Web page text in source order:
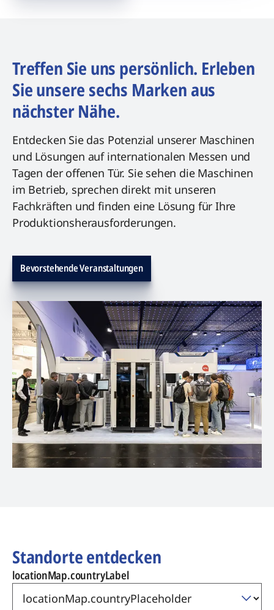
Treffen Sie uns persönlich. Erleben
Sie unsere sechs Marken aus
nächster Nähe.
Entdecken Sie das Potenzial unserer Maschinen
und Lösungen auf internationalen Messen und
Tagen der offenen Tür. Sie sehen die Maschinen
im Betrieb, sprechen direkt mit unseren
Fachkräften und finden eine Lösung für Ihre
Produktionsherausforderungen.
Bevorstehende Veranstaltungen
Standorte entdecken
locationMap.countryLabel